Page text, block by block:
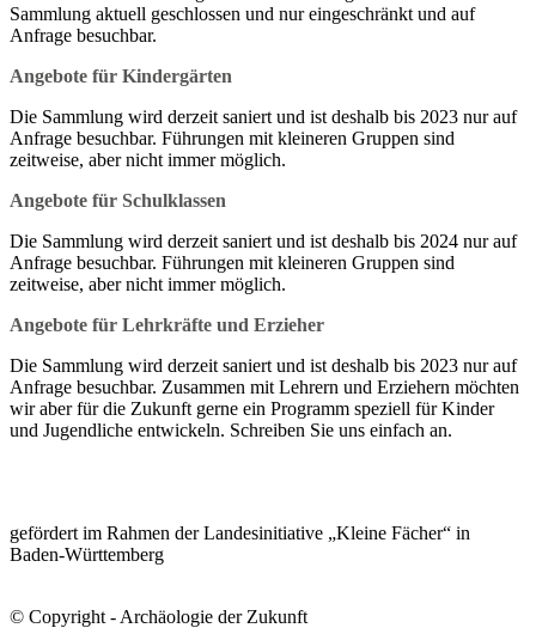
Sammlung aktuell geschlossen und nur eingeschränkt und auf
Anfrage besuchbar.
Angebote für Kindergärten
Die Sammlung wird derzeit saniert und ist deshalb bis 2023 nur auf
Anfrage besuchbar. Führungen mit kleineren Gruppen sind
zeitweise, aber nicht immer möglich.
Angebote für Schulklassen
Die Sammlung wird derzeit saniert und ist deshalb bis 2024 nur auf
Anfrage besuchbar. Führungen mit kleineren Gruppen sind
zeitweise, aber nicht immer möglich.
Angebote für Lehrkräfte und Erzieher
Die Sammlung wird derzeit saniert und ist deshalb bis 2023 nur auf
Anfrage besuchbar. Zusammen mit Lehrern und Erziehern möchten
wir aber für die Zukunft gerne ein Programm speziell für Kinder
und Jugendliche entwickeln. Schreiben Sie uns einfach an.
gefördert im Rahmen der Landesinitiative „Kleine Fächer“ in
Baden-Württemberg
© Copyright - Archäologie der Zukunft